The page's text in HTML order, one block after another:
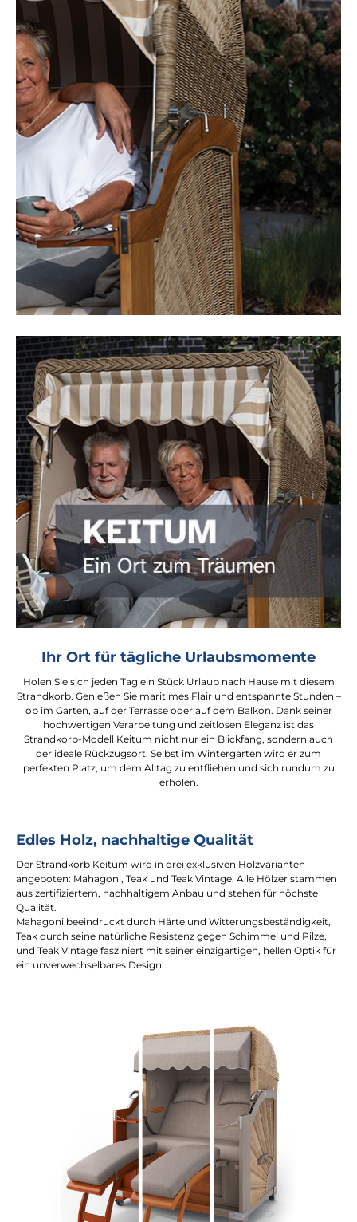
Ihr Ort für tägliche Urlaubsmomente
Holen Sie sich jeden Tag ein Stück Urlaub nach Hause mit diesem
Strandkorb. Genießen Sie maritimes Flair und entspannte Stunden –
ob im Garten, auf der Terrasse oder auf dem Balkon. Dank seiner
hochwertigen Verarbeitung und zeitlosen Eleganz ist das
Strandkorb-Modell Keitum nicht nur ein Blickfang, sondern auch
der ideale Rückzugsort. Selbst im Wintergarten wird er zum
perfekten Platz, um dem Alltag zu entfliehen und sich rundum zu
erholen.
Edles Holz, nachhaltige Qualität
Der Strandkorb Keitum wird in drei exklusiven Holzvarianten
angeboten: Mahagoni, Teak und Teak Vintage. Alle Hölzer stammen
aus zertifiziertem, nachhaltigem Anbau und stehen für höchste
Qualität.
Mahagoni beeindruckt durch Härte und Witterungsbeständigkeit,
Teak durch seine natürliche Resistenz gegen Schimmel und Pilze,
und Teak Vintage fasziniert mit seiner einzigartigen, hellen Optik für
ein unverwechselbares Design..